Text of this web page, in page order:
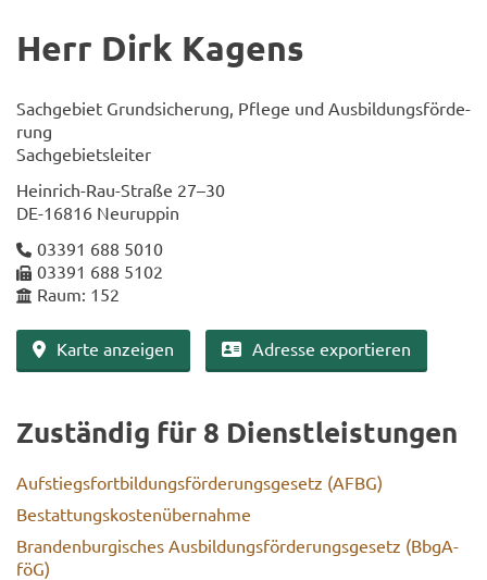
Herr Dirk Ka­gens
Sach­ge­biet Grund­si­che­rung, Pfle­ge und Aus­bil­dungs­för­de­
rung
Sach­ge­biets­lei­ter
Heinrich-​Rau-Straße 27–30
DE-​16816 Neu­rup­pin
03391 688 5010
03391 688 5102
Raum: 152
Karte an­zei­gen Adres­se ex­por­tie­ren
Zu­stän­dig für 8 Dienst­leis­tun­gen
Auf­stiegs­fort­bil­dungs­för­de­rungs­ge­setz (AFBG)
Be­stat­tungs­kos­ten­über­nah­me
Bran­den­bur­gi­sches Aus­bil­dungs­för­de­rungs­ge­setz (Bb­gA­
föG)